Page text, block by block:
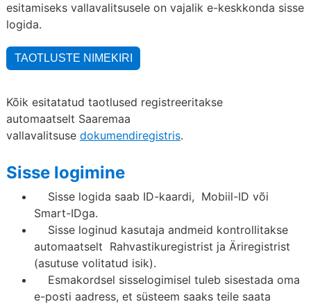
esitamiseks vallavalitsusele on vajalik e-keskkonda sisse
logida.
Kõik esitatatud taotlused registreeritakse
automaatselt Saaremaa
vallavalitsuse dokumendiregistris.
Sisse logimine
Sisse logida saab ID-kaardi, Mobiil-ID või
Smart-IDga.
Sisse loginud kasutaja andmeid kontrollitakse
automaatselt Rahvastikuregistrist ja Äriregistrist
(asutuse volitatud isik).
Esmakordsel sisselogimisel tuleb sisestada oma
e-posti aadress, et süsteem saaks teile saata